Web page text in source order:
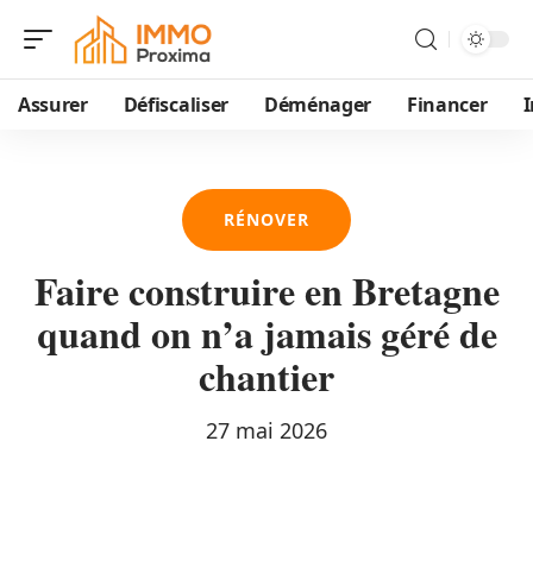
Assurer Défiscaliser Déménager Financer
RÉNOVER
Faire construire en Bretagne
quand on n’a jamais géré de
chantier
27 mai 2026